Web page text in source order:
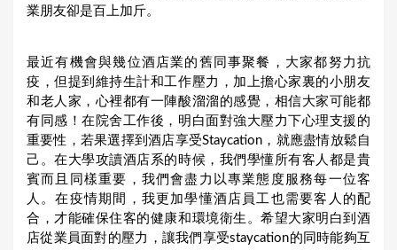
業朋友卻是百上加斤。
最近有機會與幾位酒店業的舊同事聚餐，大家都努力抗
疫，但提到維持生計和工作壓力，加上擔心家裏的小朋友
和老人家，心裡都有一陣酸溜溜的感覺，相信大家可能都
有同感！在院舍工作後，明白面對強大壓力下心理支援的
重要性，若果選擇到酒店享受Staycation，就應盡情放鬆自
己。在大學攻讀酒店系的時候，我們學懂所有客人都是貴
賓而且同樣重要，我們會盡力以專業態度服務每一位客
人。在疫情期間，我更加學懂酒店員工也需要客人的配
合，才能確保住客的健康和環境衛生。希望大家明白到酒
店從業員面對的壓力，讓我們享受staycation的同時能夠互